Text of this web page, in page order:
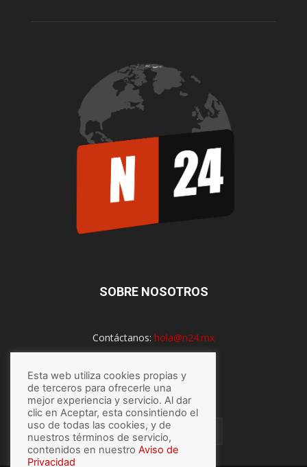
SOBRE NOSOTROS
Contáctanos: hola@n24.mx
SÍGUENOS
Esta web utiliza cookies propias y
de terceros para ofrecerle una
mejor experiencia y servicio. Al dar
clic en Aceptar, esta consintiendo el
uso de todas las cookies, y de
nuestros términos de servicio,
contenidos en nuestro Aviso de
Privacidad